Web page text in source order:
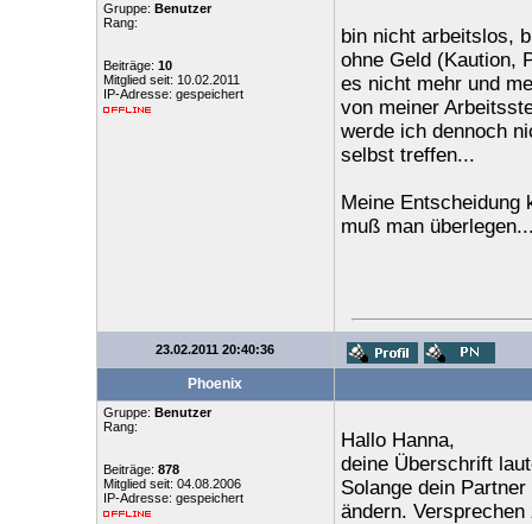
Gruppe: Benutzer
Rang:
Beiträge: 10
Mitglied seit: 10.02.2011
IP-Adresse: gespeichert
bin nicht arbeitslos,
ohne Geld (Kaution,
es nicht mehr und
von meiner
werde ich dennoch
selbst treffen...
Meine Entscheidung
muß man
23.02.2011 20:40:36
Phoenix
Gruppe: Benutzer
Rang:
Beiträge: 878
Mitglied seit: 04.08.2006
IP-Adresse: gespeichert
Hallo Hanna,
deine Überschrift
Solange dein
ändern.